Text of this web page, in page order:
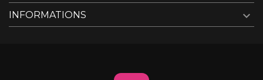
INFORMATIONS 